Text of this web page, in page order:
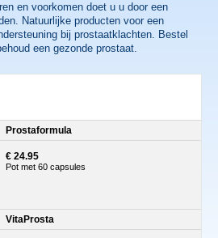
en voorkomen doet u u door een
Natuurlijke producten voor een
bij prostaatklachten. Bestel
een gezonde prostaat.
Prostaformula
€ 24.95
Pot met 60 capsules
VitaProsta